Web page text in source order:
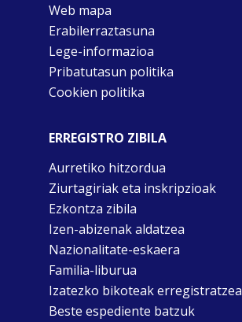
Web mapa
Erabilerraztasuna
Lege-informazioa
Pribatutasun politika
Cookien politika
ERREGISTRO ZIBILA
Aurretiko hitzordua
Ziurtagiriak eta inskripzioak
Ezkontza zibila
Izen-abizenak aldatzea
Nazionalitate-eskaera
Familia-liburua
Izatezko bikoteak erregistratzea
Beste espediente batzuk